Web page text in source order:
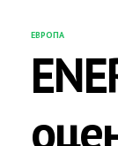
ОПУБЛИКОВАНО
ЕВРОПА